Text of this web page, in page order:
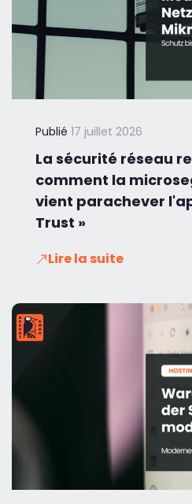
Publié 17 juillet 2026
La sécurité réseau
comment la
vient parachever
Trust »
Lire la suite